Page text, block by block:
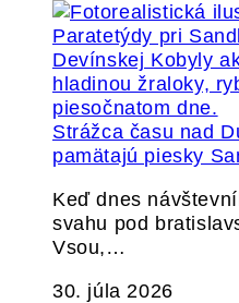
Strážca času nad
pamätajú piesky
Keď dnes
svahu pod
Vsou,…
30. júla 2026